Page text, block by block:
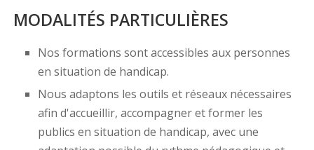
MODALITÉS PARTICULIÈRES
Nos formations sont accessibles aux personnes
en situation de handicap.
Nous adaptons les outils et réseaux nécessaires
afin d'accueillir, accompagner et former les
publics en situation de handicap, avec une